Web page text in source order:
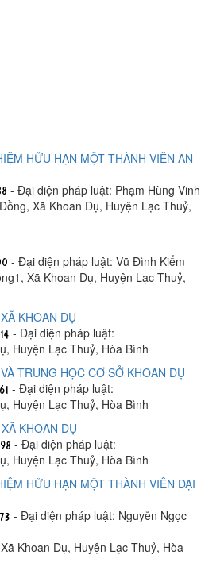
HỮU HẠN MỘT THÀNH VIÊN AN
- Đại diện pháp luật: Phạm Hùng Vinh
Xã Khoan Dụ, Huyện Lạc Thuỷ,
- Đại diện pháp luật: Vũ Đình Kiểm
Xã Khoan Dụ, Huyện Lạc Thuỷ,
KHOAN DỤ
- Đại diện pháp luật:
Huyện Lạc Thuỷ, Hòa Bình
TRUNG HỌC CƠ SỞ KHOAN DỤ
- Đại diện pháp luật:
Huyện Lạc Thuỷ, Hòa Bình
KHOAN DỤ
- Đại diện pháp luật:
Huyện Lạc Thuỷ, Hòa Bình
HỮU HẠN MỘT THÀNH VIÊN ĐẠI
- Đại diện pháp luật: Nguyễn Ngọc
Khoan Dụ, Huyện Lạc Thuỷ, Hòa